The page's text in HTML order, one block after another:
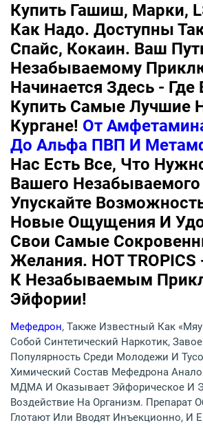
Купить Гашиш, Марки,
Как Надо. Доступны
Спайс, Кокаин. Ваш
Незабываемому
Начинается Здесь -
Купить Самые Лучшие
Кургане! От
До Альфа ПВП И
Нас Есть Все, Что
Вашего
Упускайте
Новые Ощущения И
Свои Самые
Желания. HOT
К Незабываемым
Эйфории!
Мефедрон, Также Известный Как
Собой Синтетический Наркотик,
Популярность Среди Молодежи И
Химический Состав Мефедрона
МДМА И Оказывает Эйфорическое И
Воздействие На Организм. Препарат
Глотают Или Вводят Инъекционно, И